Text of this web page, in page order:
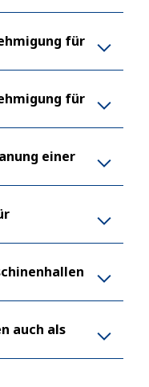
für
für
einer
auch als